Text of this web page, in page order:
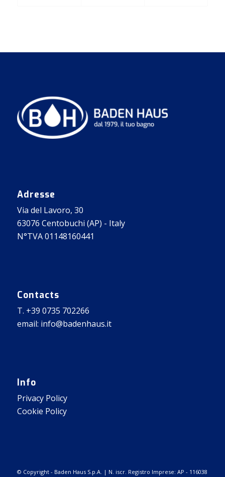
Adresse
Via del Lavoro, 30
63076 Centobuchi (AP) - Italy
N°TVA 01148160441
Contacts
T. +39 0735 702266
email: info@badenhaus.it
Info
Privacy Policy
Cookie Policy
© Copyright - Baden Haus S.p.A. | N. iscr. Registro Imprese: AP - 116038